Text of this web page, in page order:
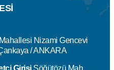
Nizami Gencevi
/ ANKARA
GirişiSöğütözü Mah.